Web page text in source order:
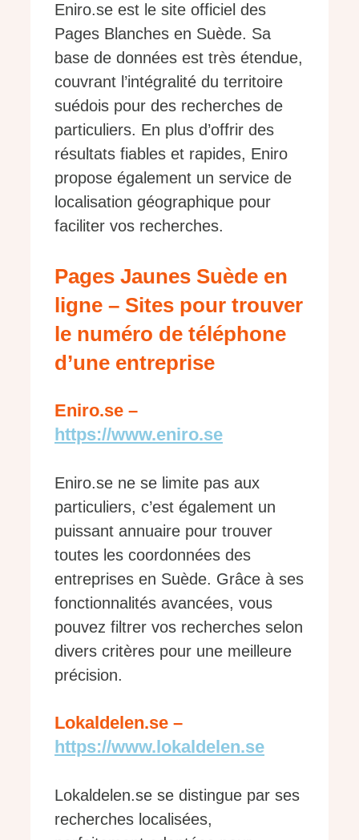
Eniro.se est le site officiel des
Pages Blanches en Suède. Sa
base de données est très étendue,
couvrant l’intégralité du territoire
suédois pour des recherches de
particuliers. En plus d’offrir des
résultats fiables et rapides, Eniro
propose également un service de
localisation géographique pour
faciliter vos recherches.
Pages Jaunes Suède en
ligne – Sites pour trouver
le numéro de téléphone
d’une entreprise
Eniro.se –
https://www.eniro.se
Eniro.se ne se limite pas aux
particuliers, c’est également un
puissant annuaire pour trouver
toutes les coordonnées des
entreprises en Suède. Grâce à ses
fonctionnalités avancées, vous
pouvez filtrer vos recherches selon
divers critères pour une meilleure
précision.
Lokaldelen.se –
https://www.lokaldelen.se
Lokaldelen.se se distingue par ses
recherches localisées,